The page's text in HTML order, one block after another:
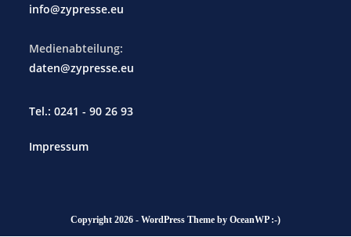
info@zypresse.eu
Medienabteilung:
daten@zypresse.eu
Tel.: 0241 - 90 26 93
Impressum
Copyright 2026 - WordPress Theme by OceanWP :-)